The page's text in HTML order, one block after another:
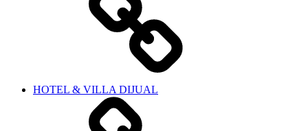
HOTEL & VILLA DIJUAL